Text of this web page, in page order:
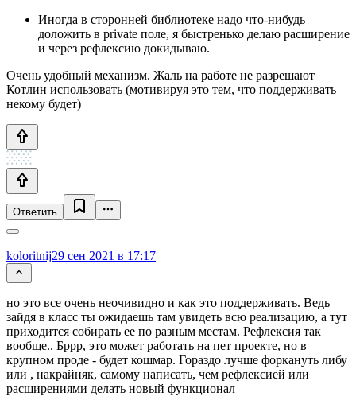
Иногда в сторонней библиотеке надо что-нибудь
доложить в private поле, я быстренько делаю расширение
и через рефлексию докидываю.
Очень удобный механизм. Жаль на работе не разрешают
Котлин использовать (мотивируя это тем, что поддерживать
некому будет)
Ответить
koloritnij29 сен 2021 в 17:17
но это все очень неочивидно и как это поддерживать. Ведь
зайдя в класс ты ожидаешь там увидеть всю реализацию, а тут
приходится собирать ее по разным местам. Рефлексия так
вообще.. Бррр, это может работать на пет проекте, но в
крупном проде - будет кошмар. Гораздо лучше форкануть либу
или , накрайняк, самому написать, чем рефлексией или
расширениями делать новый функционал